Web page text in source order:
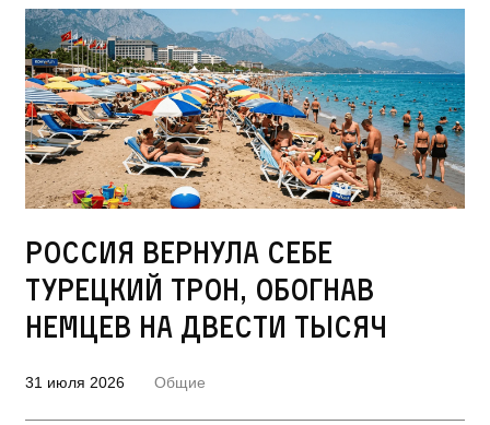
Россия вернула себе
турецкий трон, обогнав
немцев на двести тысяч
31 июля 2026 Общие